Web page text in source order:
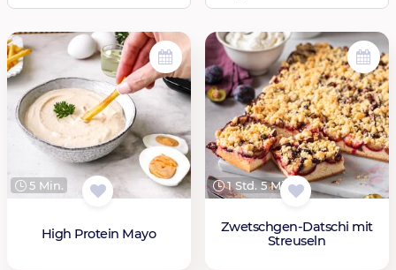
5 Min.
High Protein Mayo
1 Std. 5 Min.
Zwetschgen-Datschi mit
Streuseln